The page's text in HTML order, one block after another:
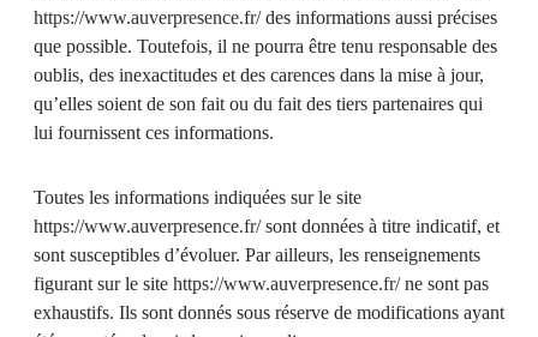
https://www.auverpresence.fr/des informations aussi précises
que possible. Toutefois, il ne pourra être tenu responsable des
oublis, des inexactitudes et des carences dans la mise à jour,
qu’elles soient de son fait ou du fait des tiers partenaires qui
lui fournissent ces informations.
Toutes les informations indiquées sur le site
https://www.auverpresence.fr/sont données à titre indicatif, et
sont susceptibles d’évoluer. Par ailleurs, les renseignements
figurant sur le site https://www.auverpresence.fr/ne sont pas
exhaustifs. Ils sont donnés sous réserve de modifications ayant